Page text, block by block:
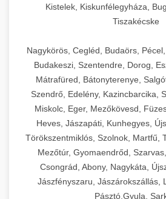
chef-
forgalmú éttermi
ciklusok fertőtlenítési
chef-
🧀 27. Ipari
élelmiszer-előkészítéshez.
méretek különböző
chef-
kereskedelmi
🍳 28.
Teljes körű nagykonyhai
professzionális
Minden, ami szükséges
műveletekhez.
chef-
Kistelek, Kiskunfélegyháza,
Tiszakécske
Nagykörös, Cegléd, Budaörs,
Budakeszi, Szentendre, Dorog,
Mátrafüred, Bátonyterenye,
Szendrő, Edelény, Kazincbarcika,
Miskolc, Eger, Mezőkövesd,
Heves, Jászapáti, Kunhegyes,
Törökszentmiklós, Szolnok, Martfű,
Mezőtúr, Gyomaendrőd,
Csongrád, Abony, Nagykáta,
Jászfényszaru, Jászárokszállás,
Pásztó,Gyula,